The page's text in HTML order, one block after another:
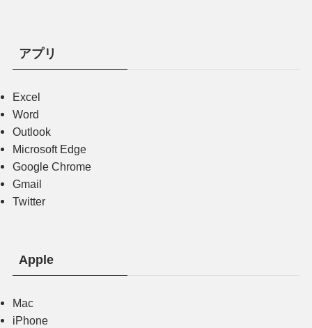
アプリ
Excel
Word
Outlook
Microsoft Edge
Google Chrome
Gmail
Twitter
Apple
Mac
iPhone